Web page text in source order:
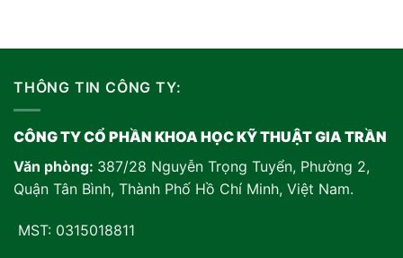
THÔNG TIN CÔNG TY:
CÔNG TY CỔ PHẦN KHOA HỌC KỸ THUẬT GIA TRẦN
Văn phòng: 387/28 Nguyễn Trọng Tuyển, Phường 2,
Quận Tân Bình, Thành Phố Hồ Chí Minh, Việt Nam.
MST: 0315018811